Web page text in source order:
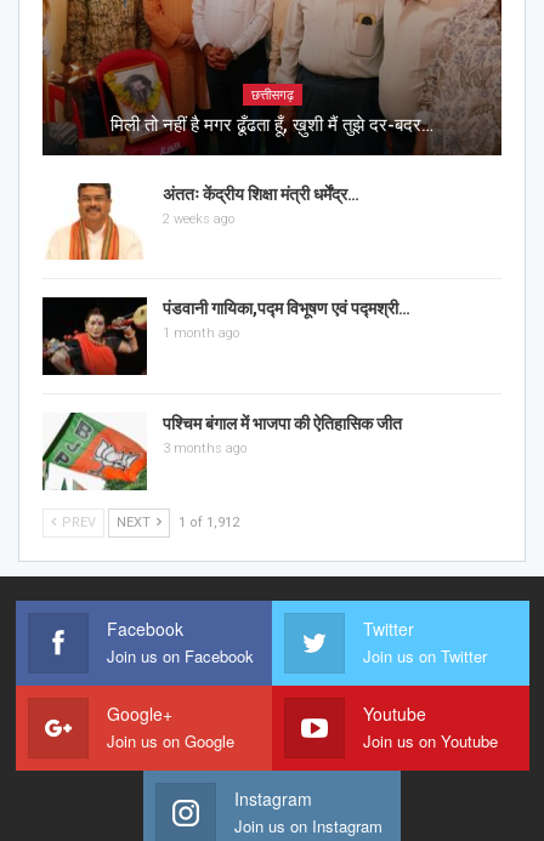
छत्तीसगढ़
मिली तो नहीं है मगर ढूँढता हूँ, ख़ुशी मैं तुझे दर-बदर…
अंततः केंद्रीय शिक्षा मंत्री धर्मेंद्र…
2 weeks ago
पंडवानी गायिका,पद्म विभूषण एवं पद्मश्री…
1 month ago
पश्चिम बंगाल में भाजपा की ऐतिहासिक जीत
3 months ago
PREV NEXT 1 of 1,912
Facebook
Join us on Facebook
Twitter
Join us on Twitter
Google+
Join us on Google
Youtube
Join us on Youtube
Instagram
Join us on Instagram